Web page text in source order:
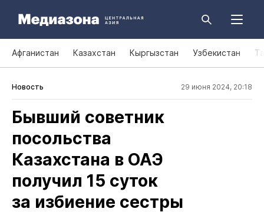
Афганистан Казахстан Кыргызстан Узбекистан
Новость 29 июня 2024, 20:18
Бывший советник
посольства
Казахстана в ОАЭ
получил 15 суток
за избиение сестры